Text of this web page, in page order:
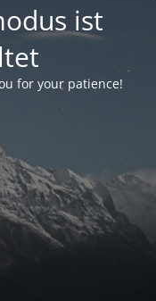
ist
for your patience!